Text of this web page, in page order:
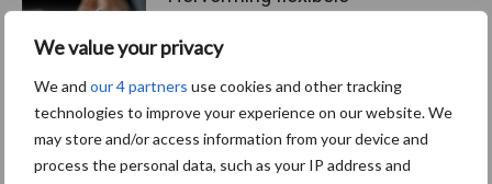
We value your privacy
We and our 4 partners use cookies and other tracking
technologies to improve your experience on our website. We
may store and/or access information from your device and
process the personal data, such as your IP address and
mitsen en maren
Thema's Vakpartners